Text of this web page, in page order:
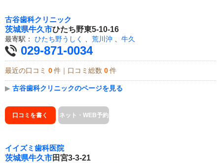
古谷歯科クリニック
茨城県牛久市ひたち野東5-10-16
最寄駅： ひたち野うしく 荒川沖 牛久
029-871-0034
最近の口コミ 0 件｜口コミ総数 0 件
▶ 古谷歯科クリニックのページを見る
口コミを書く ネット・WEB予約
イイズミ歯科医院
茨城県牛久市田宮3-3-21